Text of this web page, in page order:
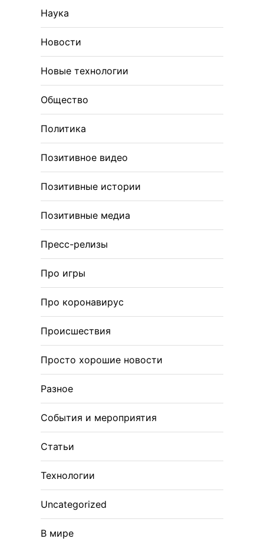
Наука
Новости
Новые технологии
Общество
Политика
Позитивное видео
Позитивные истории
Позитивные медиа
Пресс-релизы
Про игры
Про коронавирус
Происшествия
Просто хорошие новости
Разное
События и мероприятия
Статьи
Технологии
Uncategorized
В мире